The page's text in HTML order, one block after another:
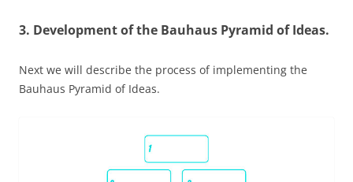
3. Development of the Bauhaus Pyramid of Ideas.
Next we will describe the process of implementing the
Bauhaus Pyramid of Ideas.